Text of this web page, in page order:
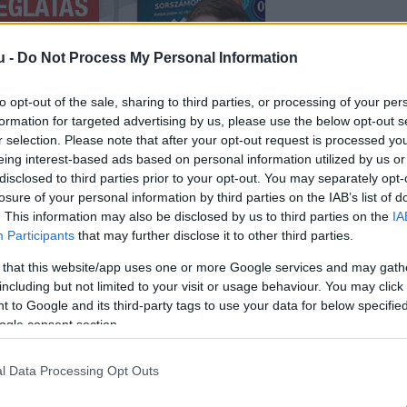
- Do Not Process My Personal Information
opt-out of the sale, sharing to third parties, or processing of your
for targeted advertising by us, please use the below opt-out
selection. Please note that after your opt-out request is processed
interest-based ads based on personal information utilized by us
to third parties prior to your opt-out. You may separately
of your personal information by third parties on the IAB’s list of
This information may also be disclosed by us to third parties on the
Participants that may further disclose it to other third parties.
that this website/app uses one or more Google services and may
but not limited to your visit or usage behaviour. You may
to Google and its third-party tags to use your data for below
consent section.
Data Processing Opt Outs
– kezdte Tarr Zoltán társadalmi kapcsolatokért és
szombat este közzétett posztban.
a vajdasági magyarok helyzete
írta Tarr a posztban, hozzátéve: